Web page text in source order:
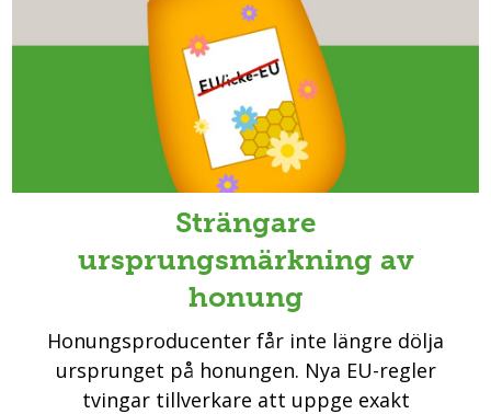
Strängare
ursprungsmärkning av
honung
Honungsproducenter får inte längre dölja
ursprunget på honungen. Nya EU-regler
tvingar tillverkare att uppge exakt